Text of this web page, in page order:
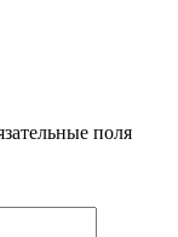
поля